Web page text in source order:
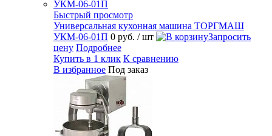
Быстрый просмотр
Универсальная кухонная машина ТОРГМАШ
УКМ-06-01П 0 руб. / шт
Запросить
цену Подробнее
Купить в 1 клик К сравнению
В избранное Под заказ